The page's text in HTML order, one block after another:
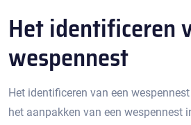
Het identificeren
wespennest
Het identificeren van een
het aanpakken van een wespennest